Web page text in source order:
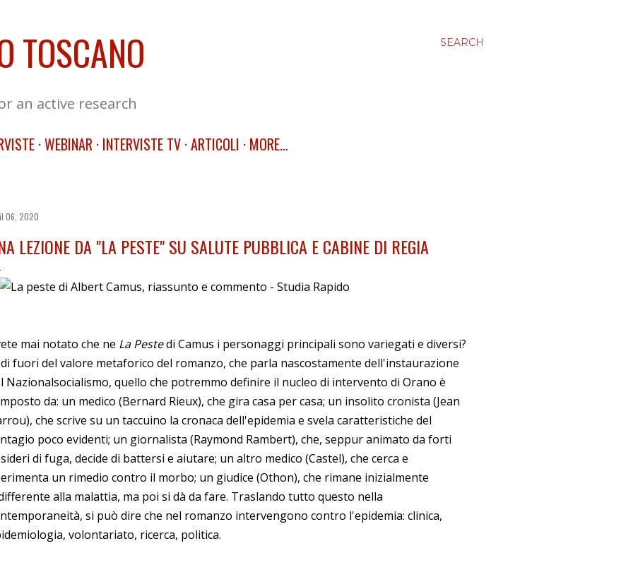
SEARCH
TOSCANO
an active research
WEBINAR INTERVISTE TV ARTICOLI MORE…
06, 2020
LEZIONE DA "LA PESTE" SU SALUTE PUBBLICA E CABINE DI REGIA
mai notato che ne La Pestedi Camus i personaggi principali sono variegati e diversi?
fuori del valore metaforico del romanzo, che parla nascostamente dell'instaurazione
Nazionalsocialismo, quello che potremmo definire il nucleo di intervento di Orano è
da: un medico (Bernard Rieux), che gira casa per casa; un insolito cronista (Jean
che scrive su un taccuino la cronaca dell'epidemia e svela caratteristiche del
poco evidenti; un giornalista (Raymond Rambert), che, seppur animato da forti
di fuga, decide di battersi e aiutare; un altro medico (Castel), che cerca e
un rimedio contro il morbo; un giudice (Othon), che rimane inizialmente
alla malattia, ma poi si dà da fare. Traslando tutto questo nella
si può dire che nel romanzo intervengono contro l'epidemia: clinica,
volontariato, ricerca, politica.